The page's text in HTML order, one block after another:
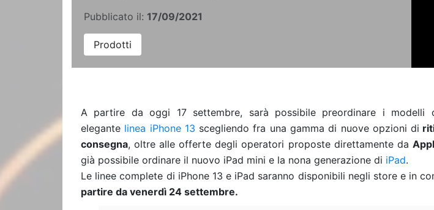
Pubblicato il: 17/09/2021
Prodotti
A partire da oggi 17 settembre, sarà possibile preordinare i modelli
elegante linea iPhone 13 scegliendo fra una gamma di nuove opzioni di
consegna, oltre alle offerte degli operatori proposte direttamente da
già possibile ordinare il nuovo iPad mini e la nona generazione di iPad.
Le linee complete di iPhone 13 e iPad saranno disponibili negli store e in
partire da venerdì 24 settembre.